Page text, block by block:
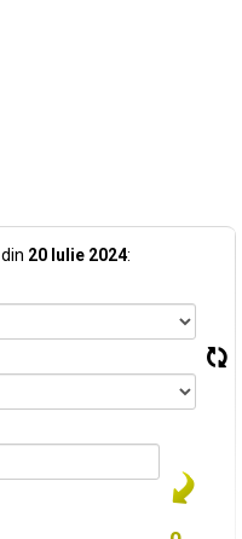
din 20 Iulie 2024: